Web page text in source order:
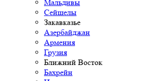
Мальдивы
Сейшелы
Закавказье
Азербайджан
Армения
Грузия
Ближний Восток
Бахрейн